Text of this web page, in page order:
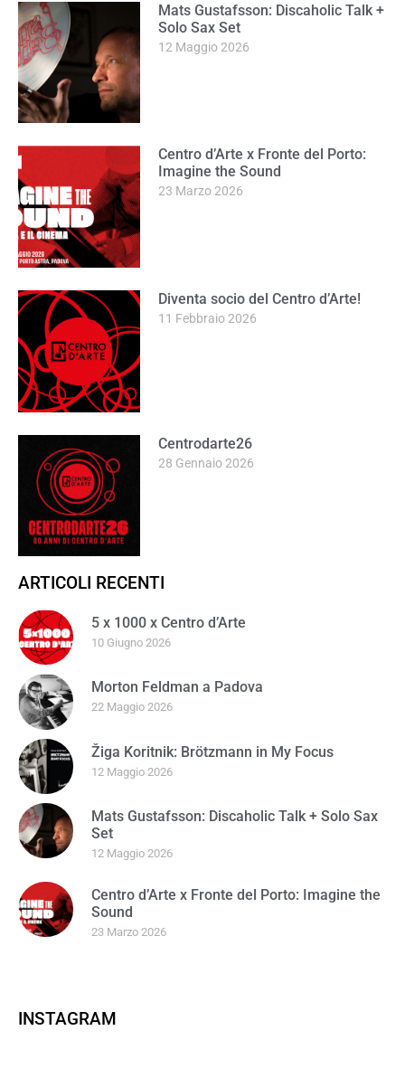
Mats Gustafsson: Discaholic Talk +
Solo Sax Set
12 Maggio 2026
Centro d’Arte x Fronte del Porto:
Imagine the Sound
23 Marzo 2026
Diventa socio del Centro d’Arte!
11 Febbraio 2026
Centrodarte26
28 Gennaio 2026
ARTICOLI RECENTI
5 x 1000 x Centro d’Arte
10 Giugno 2026
Morton Feldman a Padova
22 Maggio 2026
Žiga Koritnik: Brötzmann in My Focus
12 Maggio 2026
Mats Gustafsson: Discaholic Talk + Solo Sax
Set
12 Maggio 2026
Centro d’Arte x Fronte del Porto: Imagine the
Sound
23 Marzo 2026
INSTAGRAM